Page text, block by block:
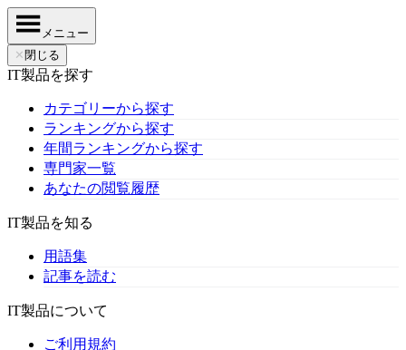
メニュー
✕ 閉じる
IT製品を探す
カテゴリーから探す
ランキングから探す
年間ランキングから探す
専門家一覧
あなたの閲覧履歴
IT製品を知る
用語集
記事を読む
IT製品について
ご利用規約